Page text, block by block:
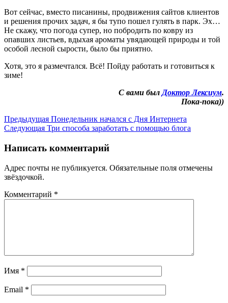
Вот сейчас, вместо писанины, продвижения сайтов клиентов
и решения прочих задач, я бы тупо пошел гулять в парк. Эх…
Не скажу, что погода супер, но побродить по ковру из
опавших листьев, вдыхая ароматы увядающей природы и той
особой лесной сырости, было бы приятно.
Хотя, это я размечтался. Всё! Пойду работать и готовиться к
зиме!
С вами был Доктор Лексиум.
Пока-пока))
Предыдущая Понедельник начался с Дня Интернета
Следующая Три способа заработать с помощью блога
Написать комментарий
Адрес почты не публикуется. Обязательные поля отмечены
звёздочкой.
Комментарий *
Имя *
Email *